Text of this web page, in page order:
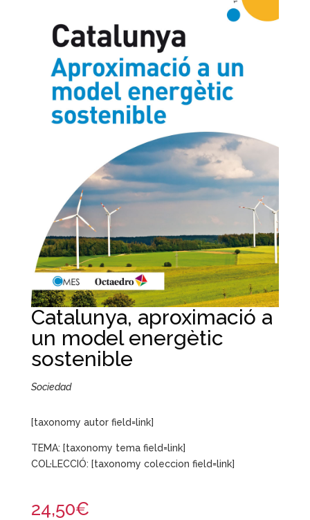
Catalunya, aproximació a
un model energètic
sostenible
Sociedad
[taxonomy autor field=link]
TEMA: [taxonomy tema field=link]
COL·LECCIÓ: [taxonomy coleccion field=link]
24,50€